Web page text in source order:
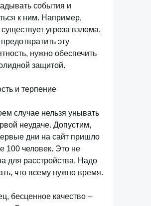
события и
к ним. Например,
существует угроза взлома.
эту
нужно обеспечить
защитой.
и терпение
случае нельзя унывать
неудаче. Допустим,
дни на сайт пришло
100 человек. Это не
для расстройства. Надо
что всему нужно время.
бесценное качество –